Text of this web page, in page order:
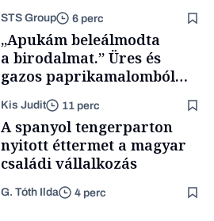
STS Group 6 perc
„Apukám beleálmodta
a birodalmat.” Üres és
gazos paprikamalomból
lett az igazi családi
fűszersztori
Kis Judit 11 perc
A spanyol tengerparton
nyitott éttermet a magyar
családi vállalkozás
G. Tóth Ilda 4 perc